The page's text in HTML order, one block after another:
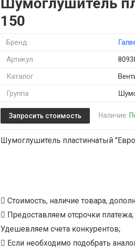
150
Бренд
Артикул
Каталог
Группа
Запросить стоимость Наличие:
Шумоглушитель пластинчатый
Стоимость, наличие товара,
Предоставляем отсрочки платежа;
Удешевляем счета конкурентов;
Если необходимо подобрать